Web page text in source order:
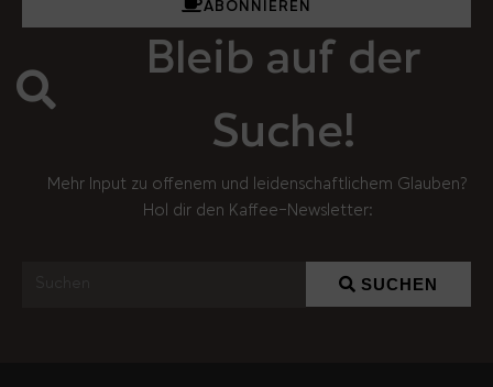
ABONNIEREN
Bleib auf der
Suche!
Mehr Input zu offenem und leidenschaftlichem Glauben?
Hol dir den Kaffee-Newsletter:
SUCHEN